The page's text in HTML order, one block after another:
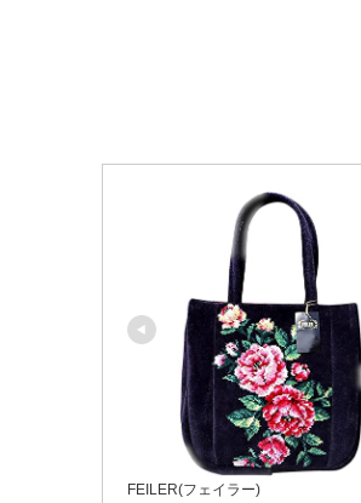
FEILER(フェイラー)